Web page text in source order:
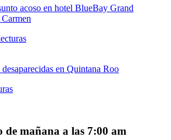
acoso en hotel BlueBay Grand
en Quintana Roo
de mañana a las 7:00 am